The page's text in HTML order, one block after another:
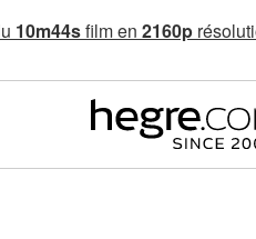
10m44sfilm en 2160p